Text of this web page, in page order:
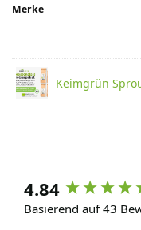
Merke
Keimgrün
4.84
Basierend auf 43